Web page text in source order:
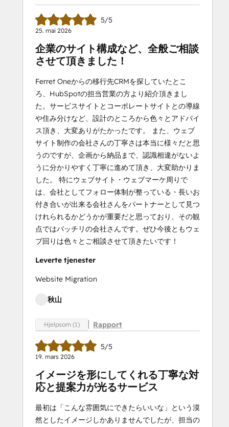
5/5
25. mai 2026
企業のサイト構成など、全般ご相談
させて頂きました！
Ferret Oneからの移行先CRMを探していたとこ
ろ、HubSpotの担当営業の方より紹介頂きまし
た。サービスサイトとコーポレートサイトとの導線
や住み分けなど、設計のところから色々とアドバイ
ス頂き、大変ありがたかったです。 また、ウェブ
サイト制作の会社さんの丁寧さは本当に様々だと思
うのですが、企画から納品まで、認識相違がないよ
うに分かりやすく丁寧に進めて頂き、大変助かりま
した。 特にウェブサイト・ウェブマーケ周りで
は、会社としてフォロー体制が整っている・長いお
付き合いが出来る会社さんをパートナーとして見つ
けれられるかどうかが重要だと思っており、その観
点ではバッチリの会社さんです。ぜひ今後ともウェ
ブ回りは色々とご相談させて頂きたいです！
Leverte tjenester
Website Migration
秋山
Hjelpsom (1) Rapport
5/5
19. mars 2026
イメージを形にしてくれる丁寧な対
応と提案力が光るサービス
最初は「こんな雰囲気にできたらいいな」という漠
然としたイメージしかありませんでしたが、担当の